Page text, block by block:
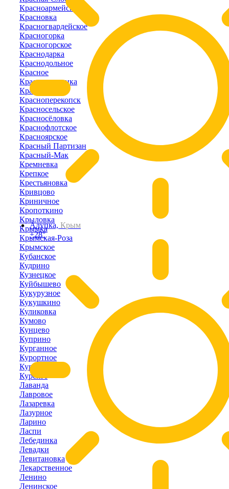
Алупка, Крым
+28°
Красноармейское
Красновка
Красногвардейское
Красногорка
Красногорское
Краснодарка
Краснодольное
Красное
Краснознаменка
Краснолесье
Красноперекопск
Красносельское
Красносёловка
Краснофлотское
Красноярское
Красный Партизан
Красный-Мак
Кремневка
Крепкое
Крестьяновка
Кривцово
Криничное
Кропоткино
Крыловка
Крымка
Крымская-Роза
Крымское
Кубанское
Кудрино
Кузнецкое
Куйбышево
Кукурузное
Кукушкино
Куликовка
Кумово
Кунцево
Куприно
Курганное
Курортное
Курпаты
Курское
Лаванда
Лавровое
Лазаревка
Лазурное
Ларино
Ласпи
Лебединка
Левадки
Левитановка
Лекарственное
Ленино
Ленинское